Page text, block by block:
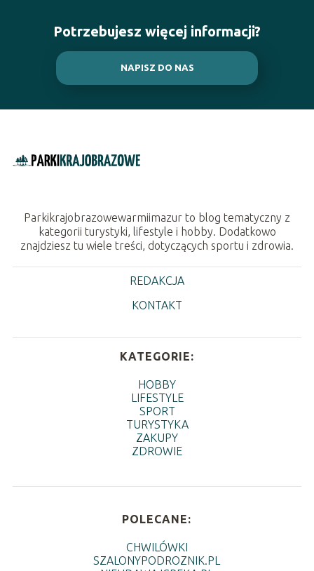
Potrzebujesz więcej informacji?
NAPISZ DO NAS
Parkikrajobrazowewarmiimazur to blog tematyczny z
kategorii turystyki, lifestyle i hobby. Dodatkowo
znajdziesz tu wiele treści, dotyczących sportu i zdrowia.
REDAKCJA
KONTAKT
KATEGORIE:
HOBBY
LIFESTYLE
SPORT
TURYSTYKA
ZAKUPY
ZDROWIE
POLECANE:
CHWILÓWKI
SZALONYPODROZNIK.PL